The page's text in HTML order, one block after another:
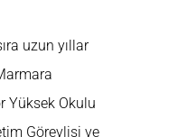
uzun yıllar
Yüksek Okulu
Görevlisi ve